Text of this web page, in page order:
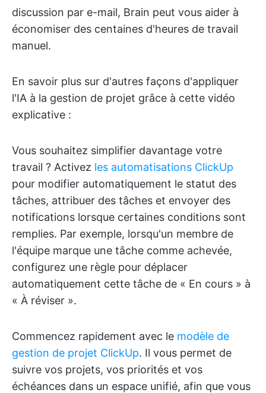
discussion par e-mail, Brain peut vous aider à
économiser des centaines d'heures de travail
manuel.
En savoir plus sur d'autres façons d'appliquer
l'IA à la gestion de projet grâce à cette vidéo
explicative :
Vous souhaitez simplifier davantage votre
travail ? Activez les automatisations ClickUp
pour modifier automatiquement le statut des
tâches, attribuer des tâches et envoyer des
notifications lorsque certaines conditions sont
remplies. Par exemple, lorsqu'un membre de
l'équipe marque une tâche comme achevée,
configurez une règle pour déplacer
automatiquement cette tâche de « En cours » à
« À réviser ».
Commencez rapidement avec le modèle de
gestion de projet ClickUp. Il vous permet de
suivre vos projets, vos priorités et vos
échéances dans un espace unifié, afin que vous